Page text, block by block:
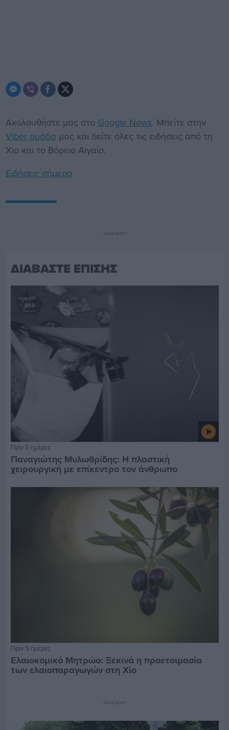
Ακολουθήστε μας στο Google News. Μπείτε στην
Viber ομάδα μας και δείτε όλες τις ειδήσεις από τη
Χίο και το Βόρειο Αιγαίο.
Ειδήσεις σήμερα
Διαφήμιση
ΔΙΑΒΑΣΤΕ ΕΠΙΣΗΣ
Πριν 5 ημέρες
Παναγιώτης Μυλωθρίδης: Η πλαστική
χειρουργική με επίκεντρο τον άνθρωπο
Πριν 5 ημέρες
Ελαιοκομικό Μητρώο: Ξεκινά η προετοιμασία
των ελαιοπαραγωγών στη Χίο
Διαφήμιση